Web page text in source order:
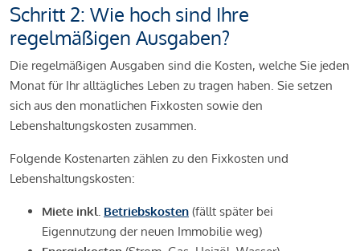
Schritt 2: Wie hoch sind Ihre
regelmäßigen Ausgaben?
Die regelmäßigen Ausgaben sind die Kosten, welche Sie jeden
Monat für Ihr alltägliches Leben zu tragen haben. Sie setzen
sich aus den monatlichen Fixkosten sowie den
Lebenshaltungskosten zusammen.
Folgende Kostenarten zählen zu den Fixkosten und
Lebenshaltungskosten:
Miete inkl. Betriebskosten (fällt später bei
Eigennutzung der neuen Immobilie weg)